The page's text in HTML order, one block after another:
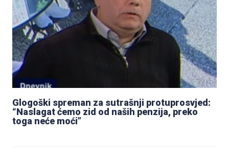
Glogoški spreman za sutrašnji protuprosvjed:
“Naslagat ćemo zid od naših penzija, preko
toga neće moći”